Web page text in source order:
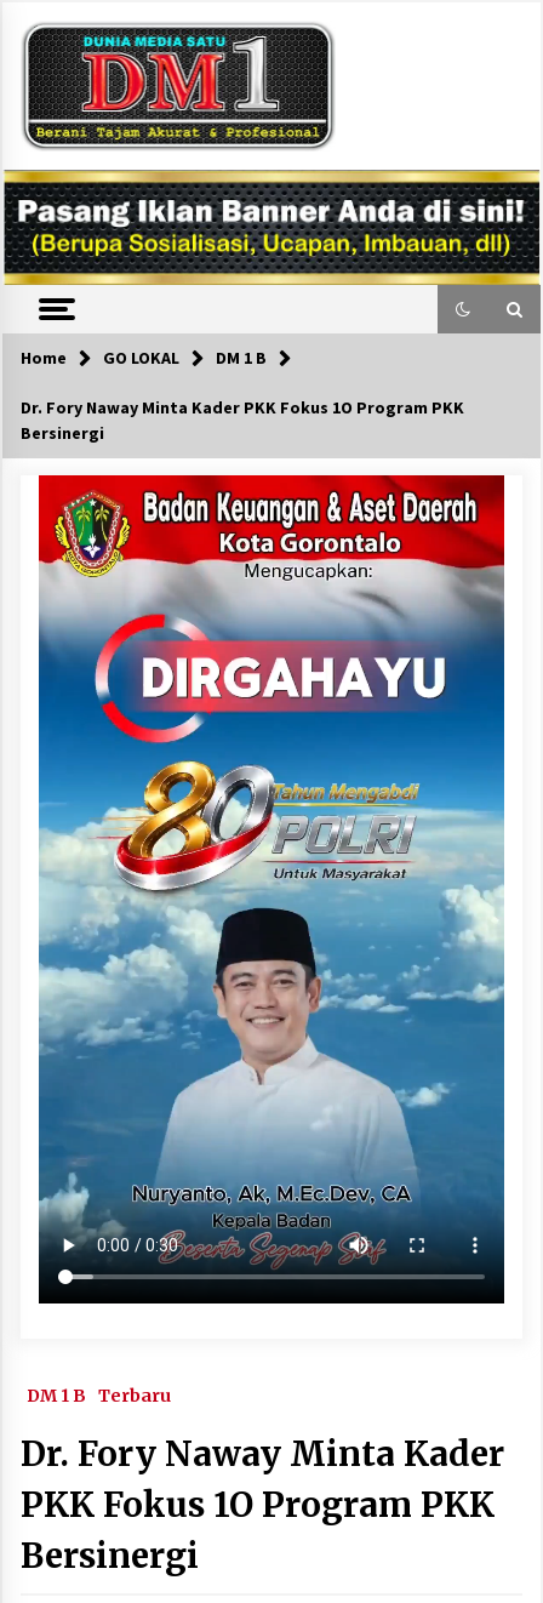
content
DM1
Home GO LOKAL DM 1 B
Dr. Fory Naway Minta Kader PKK Fokus 1O Program PKK
Bersinergi
DM 1 B Terbaru
Dr. Fory Naway Minta Kader
PKK Fokus 1O Program PKK
Bersinergi